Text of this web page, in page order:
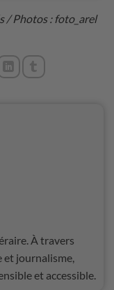
/ Photos : foto_arel
À travers
journalisme,
et accessible.